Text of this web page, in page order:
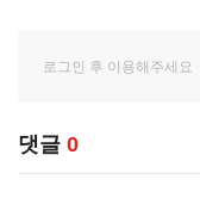
댓글 0